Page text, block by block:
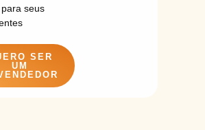
seus
SER
UM